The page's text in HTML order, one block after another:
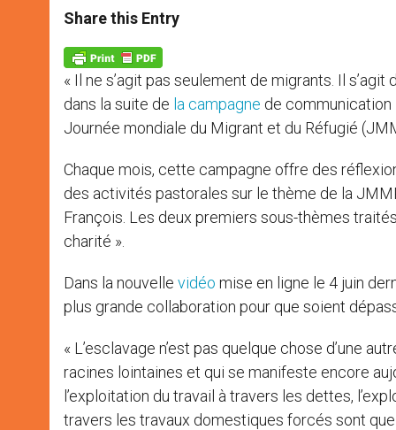
t
s
p
p
s
e
g
e
r
e
b
k
Share this Entry
« Il ne s’agit pas seulement de migrants. Il
dans la suite de la campagne de
Journée mondiale du Migrant et du Réfugié
Chaque mois, cette campagne offre des
des activités pastorales sur le thème de la
François. Les deux premiers sous-thèmes
charité ».
Dans la nouvelle vidéo mise en ligne le 4 juin
plus grande collaboration pour que soient
« L’esclavage n’est pas quelque chose d’une
racines lointaines et qui se manifeste encore
l’exploitation du travail à travers les dettes,
travers les travaux domestiques forcés sont